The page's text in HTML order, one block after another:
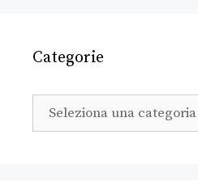
Categorie